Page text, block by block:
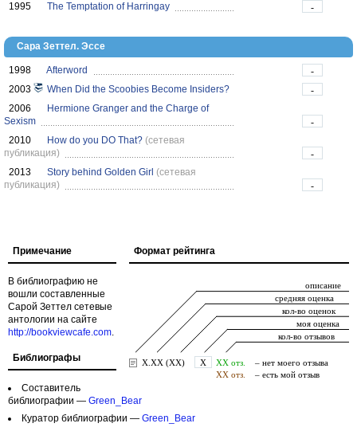
1995 The Temptation of Harringay -
Сара Зеттел. Эссе
1998 Afterword
-
2003
When Did the Scoobies Become Insiders?
-
2006
Hermione Granger and the Charge of
Sexism
-
2010
How do you DO That? (сетевая
публикация)
-
2013
Story behind Golden Girl (сетевая
публикация)
-
Формат рейтинга
Примечание
В библиографию не
вошли составленные
Сарой Зеттел сетевые
антологии на сайте
http://bookviewcafe.com.
Библиографы
Составитель
библиографии — Green_Bear
Куратор библиографии — Green_Bear